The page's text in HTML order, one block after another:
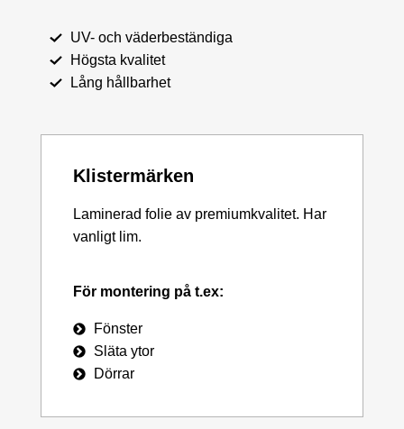
UV- och väderbeständiga
Högsta kvalitet
Lång hållbarhet
Klistermärken
Laminerad folie av premiumkvalitet. Har
vanligt lim.
För montering på t.ex:
Fönster
Släta ytor
Dörrar